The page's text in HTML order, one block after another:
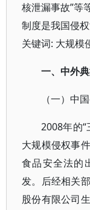
核泄漏事故”等
制度是我国侵
关键词: 大规模
一、中外
（一）中
2008年的
大规模侵权事
食品安全法的
发。后经相关
股份有限公司